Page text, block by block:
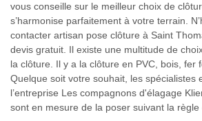
vous conseille sur le meilleur choix de
s’harmonise parfaitement à votre terrain.
contacter artisan pose clôture à Saint
devis gratuit. Il existe une multitude de
la clôture. Il y a la clôture en PVC, bois, fer
Quelque soit votre souhait, les spécialistes
l’entreprise Les compagnons d'élagage
sont en mesure de la poser suivant la règle